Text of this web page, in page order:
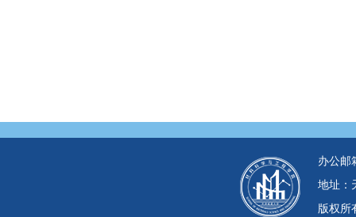
办公邮
地址：
版权所